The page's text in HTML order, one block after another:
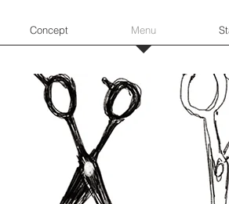
Concept Menu